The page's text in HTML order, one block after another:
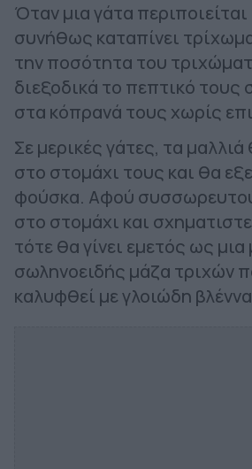
Όταν μια γάτα
συνήθως καταπίνει
την ποσότητα του
διεξοδικά το πεπτικό τους
στα κόπρανά τους χωρίς
Σε μερικές γάτες, τα
στο στομάχι τους και θα
φούσκα. Αφού
στο στομάχι και
τότε θα γίνει εμετός ως
σωληνοειδής μάζα τριχών
καλυφθεί με γλοιώδη